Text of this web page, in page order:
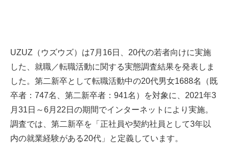
UZUZ（ウズウズ）は7月16日、20代の若者向けに実施
した、就職／転職活動に関する実態調査結果を発表しま
した。第二新卒として転職活動中の20代男女1688名（既
卒者：747名、第二新卒者：941名）を対象に、2021年3
月31日～6月22日の期間でインターネットにより実施。
調査では、第二新卒を「正社員や契約社員として3年以
内の就業経験がある20代」と定義しています。